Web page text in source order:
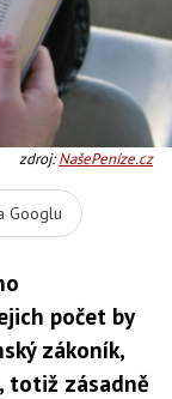
zdroj:NašePeníze.cz
Googlu
počet by
zákoník,
totiž zásadně